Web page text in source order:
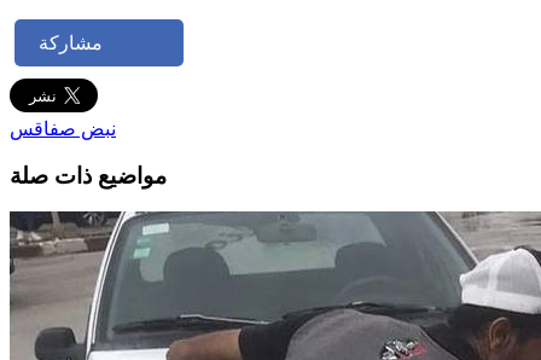
مشاركة
نبض صفاقس
مواضيع ذات صلة